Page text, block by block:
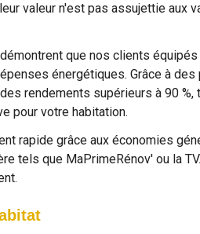
valeur n'est pas assujettie aux
que nos clients
énergétiques. Grâce à
rendements supérieurs à 90 %,
pour votre habitation.
rapide grâce aux économies
tels que MaPrimeRénov' ou la